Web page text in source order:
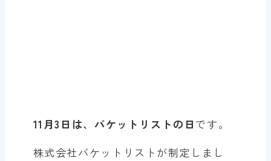
11月3日は、バケットリストの日 です。
株式会社バケットリストが制定しまし